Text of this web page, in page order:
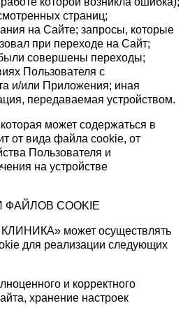
страниц;
на Сайте; запросы, которые
при переходе на Сайт;
совершены переходы;
Пользователя с
и/или Приложения; иная
передаваемая устройством.
может содержаться в
от вида файла cookie, от
Пользователя и
на устройстве
COOKIE
может осуществлять
для реализации следующих
и корректного
хранение настроек